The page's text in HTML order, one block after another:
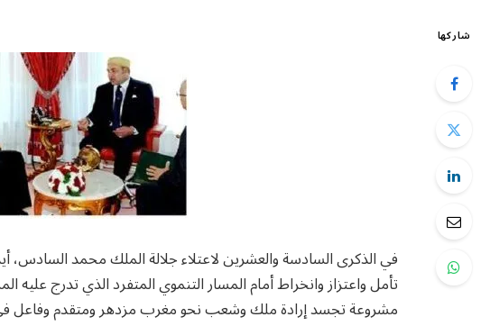
شاركها
في الذكرى السادسة والعشرين لاعتلاء جلالة الملك محمد السادس،
تأمل واعتزاز وانخراط أمام المسار التنموي المتفرد الذي تدرج عليه
مشروعة تجسد إرادة ملك وشعب نحو مغرب مزدهر ومتقدم وفاعل